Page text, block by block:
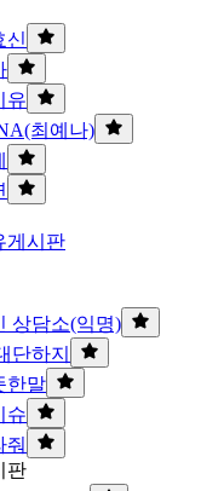
신
유
최예나)
게시판
상담소(익명)
단하지
한말
슈
줘
판